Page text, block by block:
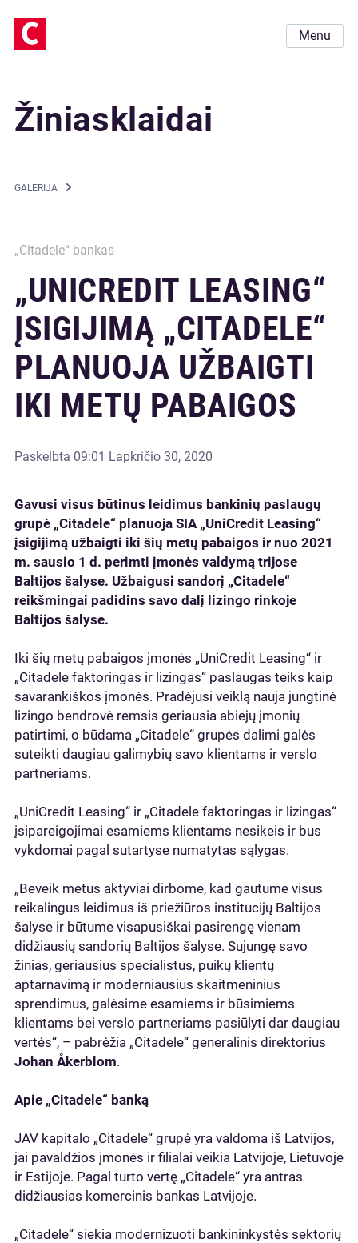
Menu
Žiniasklaidai
GALERIJA
„Citadele“ bankas
„UNICREDIT LEASING“
ĮSIGIJIMĄ „CITADELE“
PLANUOJA UŽBAIGTI
IKI METŲ PABAIGOS
Paskelbta 09:01 Lapkričio 30, 2020
Gavusi visus būtinus leidimus bankinių paslaugų
grupė „Citadele“ planuoja SIA „UniCredit Leasing“
įsigijimą užbaigti iki šių metų pabaigos ir nuo 2021
m. sausio 1 d. perimti įmonės valdymą trijose
Baltijos šalyse. Užbaigusi sandorį „Citadele“
reikšmingai padidins savo dalį lizingo rinkoje
Baltijos šalyse.
Iki šių metų pabaigos įmonės „UniCredit Leasing“ ir
„Citadele faktoringas ir lizingas“ paslaugas teiks kaip
savarankiškos įmonės. Pradėjusi veiklą nauja jungtinė
lizingo bendrovė remsis geriausia abiejų įmonių
patirtimi, o būdama „Citadele“ grupės dalimi galės
suteikti daugiau galimybių savo klientams ir verslo
partneriams.
„UniCredit Leasing“ ir „Citadele faktoringas ir lizingas“
įsipareigojimai esamiems klientams nesikeis ir bus
vykdomai pagal sutartyse numatytas sąlygas.
„Beveik metus aktyviai dirbome, kad gautume visus
reikalingus leidimus iš priežiūros institucijų Baltijos
šalyse ir būtume visapusiškai pasirengę vienam
didžiausių sandorių Baltijos šalyse. Sujungę savo
žinias, geriausius specialistus, puikų klientų
aptarnavimą ir moderniausius skaitmeninius
sprendimus, galėsime esamiems ir būsimiems
klientams bei verslo partneriams pasiūlyti dar daugiau
vertės“, – pabrėžia „Citadele“ generalinis direktorius
Johan Åkerblom.
Apie „Citadele“ banką
JAV kapitalo „Citadele“ grupė yra valdoma iš Latvijos,
jai pavaldžios įmonės ir filialai veikia Latvijoje, Lietuvoje
ir Estijoje. Pagal turto vertę „Citadele“ yra antras
didžiausias komercinis bankas Latvijoje.
„Citadele“ siekia modernizuoti bankininkystės sektorių